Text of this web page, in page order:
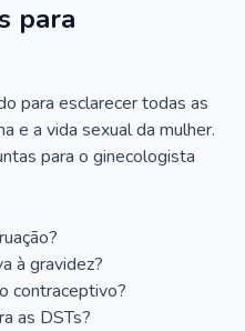
para
para esclarecer todas as
e a vida sexual da mulher.
para o ginecologista
à gravidez?
contraceptivo?
as DSTs?